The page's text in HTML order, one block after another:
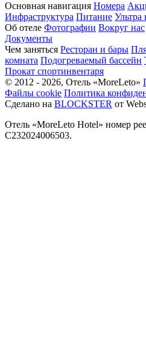
Основная навигация Номера
Инфраструктура Питание Ультра
Об отеле Фотографии Вокруг нас
Документы
Чем заняться Ресторан и бары
комната Подогреваемый бассейн
Прокат спортинвентаря
© 2012 - 2026, Отель «MoreLeto»
Файлы cookie Политика
Сделано на BLOCKSTER от
Отель «MoreLeto Hotel» номер
С232024006503.